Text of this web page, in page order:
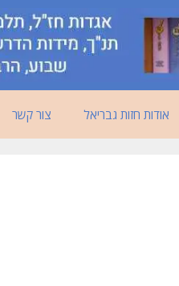
אודות חזות גבריאל צור קשר